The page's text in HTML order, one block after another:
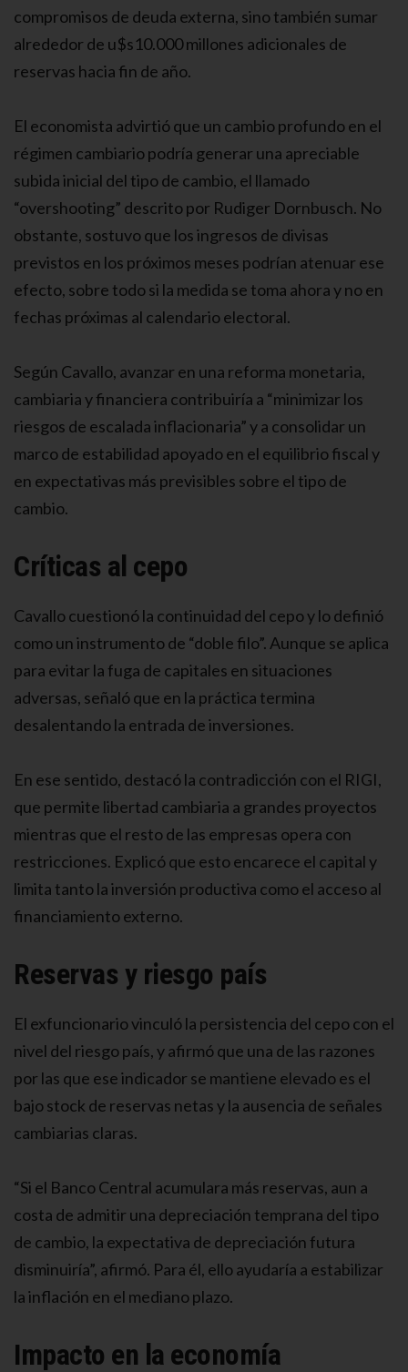
compromisos de deuda externa, sino también sumar
alrededor de u$s10.000 millones adicionales de
reservas hacia fin de año.
El economista advirtió que un cambio profundo en el
régimen cambiario podría generar una apreciable
subida inicial del tipo de cambio, el llamado
“overshooting” descrito por Rudiger Dornbusch. No
obstante, sostuvo que los ingresos de divisas
previstos en los próximos meses podrían atenuar ese
efecto, sobre todo si la medida se toma ahora y no en
fechas próximas al calendario electoral.
Según Cavallo, avanzar en una reforma monetaria,
cambiaria y financiera contribuiría a “minimizar los
riesgos de escalada inflacionaria” y a consolidar un
marco de estabilidad apoyado en el equilibrio fiscal y
en expectativas más previsibles sobre el tipo de
cambio.
Críticas al cepo
Cavallo cuestionó la continuidad del cepo y lo definió
como un instrumento de “doble filo”. Aunque se aplica
para evitar la fuga de capitales en situaciones
adversas, señaló que en la práctica termina
desalentando la entrada de inversiones.
En ese sentido, destacó la contradicción con el RIGI,
que permite libertad cambiaria a grandes proyectos
mientras que el resto de las empresas opera con
restricciones. Explicó que esto encarece el capital y
limita tanto la inversión productiva como el acceso al
financiamiento externo.
Reservas y riesgo país
El exfuncionario vinculó la persistencia del cepo con el
nivel del riesgo país, y afirmó que una de las razones
por las que ese indicador se mantiene elevado es el
bajo stock de reservas netas y la ausencia de señales
cambiarias claras.
“Si el Banco Central acumulara más reservas, aun a
costa de admitir una depreciación temprana del tipo
de cambio, la expectativa de depreciación futura
disminuiría”, afirmó. Para él, ello ayudaría a estabilizar
la inflación en el mediano plazo.
Impacto en la economía